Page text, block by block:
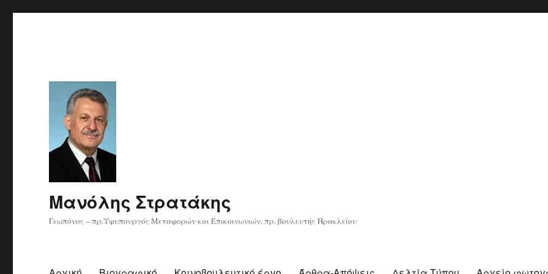
Μανόλης Στρατάκης
Γεωπόνος – πρ.Υφυπουργός Μεταφορών και Επικοινωνιών, πρ. βουλευτής Ηρακλείου